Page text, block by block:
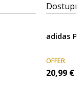
adidas
OFFER
20,99 €